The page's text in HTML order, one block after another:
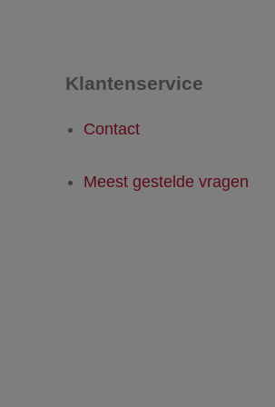
Klantenservice
Contact
Meest gestelde vragen